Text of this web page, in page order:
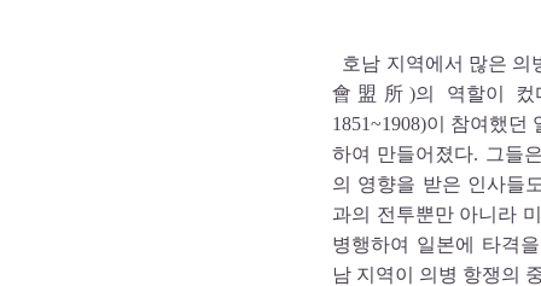
호남 지역에서 많은 의
會盟所)의 역할이 컸
1851~1908)이 참여했
하여 만들어졌다. 그들
의 영향을 받은 인사들
과의 전투뿐만 아니라
병행하여 일본에 타격
남 지역이 의병 항쟁의